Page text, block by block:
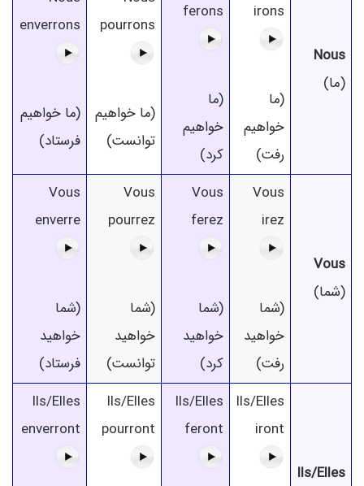
Nous
(ما)
irons
(ما
خواهیم
رفت)
ferons
(ما
خواهیم
کرد)
pourrons
(ما خواهیم
توانست)
enverrons
(ما خواهیم
فرستاد)
Vous
(شما)
Vous
irez
(شما
خواهید
رفت)
Vous
ferez
(شما
خواهید
کرد)
Vous
pourrez
(شما
خواهید
توانست)
Vous
enverre
(شما
خواهید
فرستاد)
Ils/Elles
Ils/Elles
iront
Ils/Elles
feront
Ils/Elles
pourront
Ils/Elles
enverront